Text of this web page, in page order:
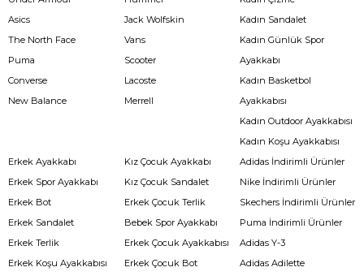
Asics
The North Face
Puma
Converse
New Balance
Jack Wolfskin
Vans
Scooter
Lacoste
Merrell
Kadın Sandalet
Kadın Günlük Spor
Ayakkabı
Kadın Basketbol
Ayakkabısı
Kadın Outdoor Ayakkabısı
Kadın Koşu Ayakkabısı
Erkek Ayakkabı
Erkek Spor Ayakkabı
Erkek Bot
Erkek Sandalet
Erkek Terlik
Erkek Koşu Ayakkabısı
Kız Çocuk Ayakkabı
Kız Çocuk Sandalet
Erkek Çocuk Terlik
Bebek Spor Ayakkabı
Erkek Çocuk Ayakkabısı
Erkek Çocuk Bot
Adidas İndirimli Ürünler
Nike İndirimli Ürünler
Skechers İndirimli Ürünler
Puma İndirimli Ürünler
Adidas Y-3
Adidas Adilette